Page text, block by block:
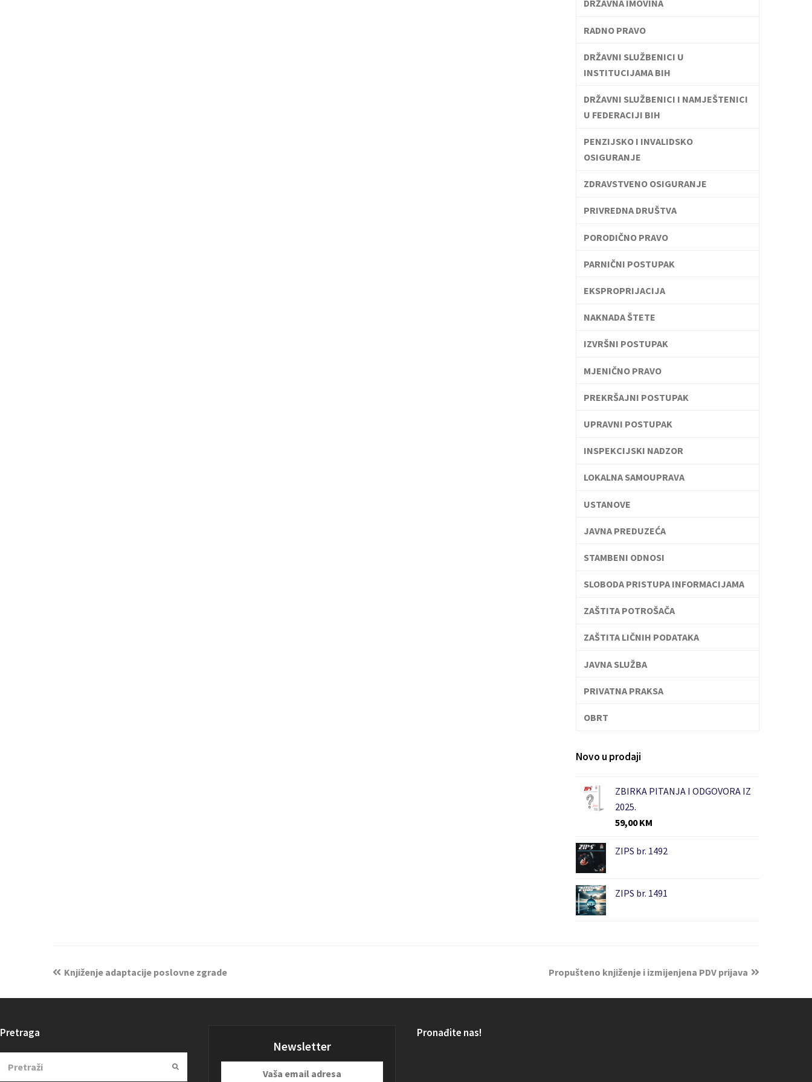
DRŽAVNA IMOVINA
RADNO PRAVO
DRŽAVNI SLUŽBENICI U
INSTITUCIJAMA BIH
DRŽAVNI SLUŽBENICI I NAMJEŠTENICI
U FEDERACIJI BIH
PENZIJSKO I INVALIDSKO
OSIGURANJE
ZDRAVSTVENO OSIGURANJE
PRIVREDNA DRUŠTVA
PORODIČNO PRAVO
PARNIČNI POSTUPAK
EKSPROPRIJACIJA
NAKNADA ŠTETE
IZVRŠNI POSTUPAK
MJENIČNO PRAVO
PREKRŠAJNI POSTUPAK
UPRAVNI POSTUPAK
INSPEKCIJSKI NADZOR
LOKALNA SAMOUPRAVA
USTANOVE
JAVNA PREDUZEĆA
STAMBENI ODNOSI
SLOBODA PRISTUPA INFORMACIJAMA
ZAŠTITA POTROŠAČA
ZAŠTITA LIČNIH PODATAKA
JAVNA SLUŽBA
PRIVATNA PRAKSA
OBRT
Novo u prodaji
ZBIRKA PITANJA I ODGOVORA IZ
2025.
59,00KM
ZIPS br. 1492
ZIPS br. 1491
Knjiženje adaptacije poslovne zgrade Propušteno knjiženje i izmijenjena PDV prijava
Pretraga
Submit
Newsletter
Pronađite nas!